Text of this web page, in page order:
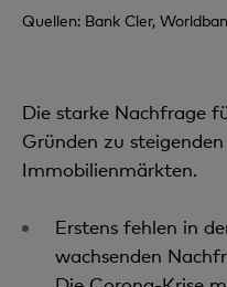
Quellen: Bank Cler,
Die starke Nachfrage
Gründen zu
Immobilienmärkten.
Erstens fehlen in
wachsenden